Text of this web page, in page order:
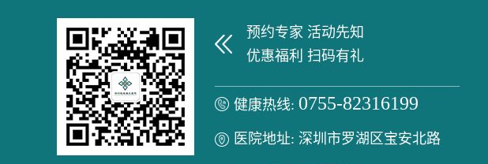
预约专家 活动先知
优惠福利 扫码有礼
健康热线: 0755-82316199
医院地址: 深圳市罗湖区宝安北路